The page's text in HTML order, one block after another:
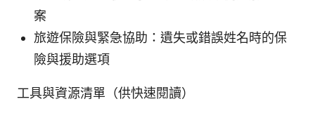
案
旅遊保險與緊急協助：遺失或錯誤姓名時的保
險與援助選項
工具與資源清單（供快速閱讀）